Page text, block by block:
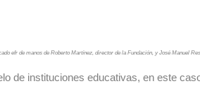
efr de manos de Roberto Martínez, director de la Fundación, y José Manuel
de instituciones educativas, en este